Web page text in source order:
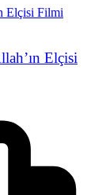
Elçisi